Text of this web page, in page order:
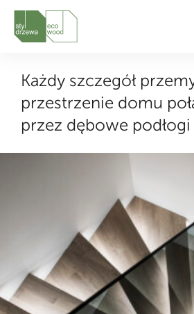
Każdy szczegół
przestrzenie domu
przez dębowe